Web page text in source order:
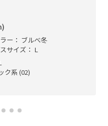
ー： ブルべ冬
サイズ： L
ク系 (02)